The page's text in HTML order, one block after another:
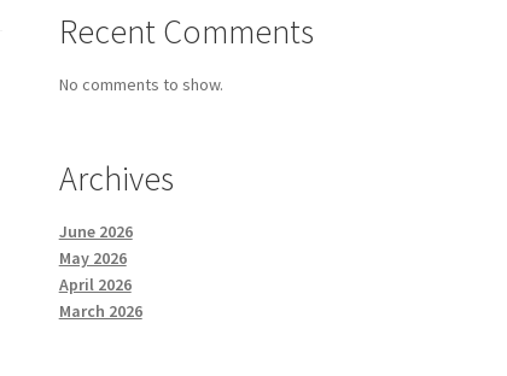
Recent Comments
No comments to show.
Archives
June 2026
May 2026
April 2026
March 2026